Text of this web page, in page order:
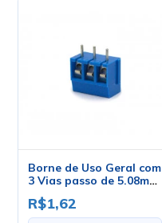
Borne de Uso Geral com
3 Vias passo de 5.08mm
- KRE3 WP-300-3P
R$1,62